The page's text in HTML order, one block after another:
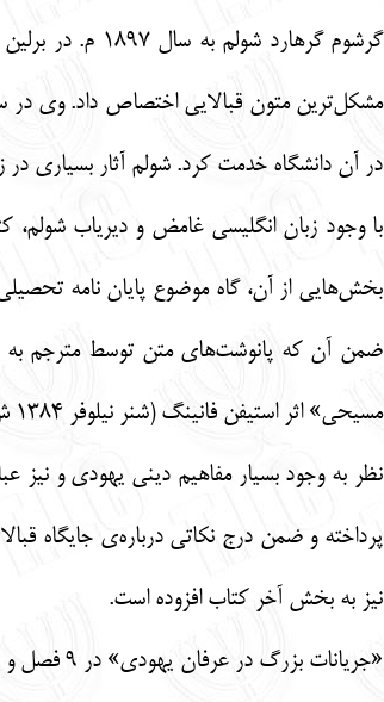
در آن دانشگاه خدمت کرد. شولم آثار بسیاری در
با وجود زبان انگلیسی غامض و دیریاب
بخش‌هایی از آن، گاه موضوع پایان نامه
ضمن آن که پانوشت‌های متن توسط مترجم
مسیحی» اثر استیفن فانینگ (شنر نیلوفر 1384 ش.) را نیز ترجمه کرده است.
نظر به وجود بسیار مفاهیم دینی یهودی و نیز
پرداخته و ضمن درج نکاتی درباره‌ی جایگاه
نیز به بخش آخر کتاب افزوده است.